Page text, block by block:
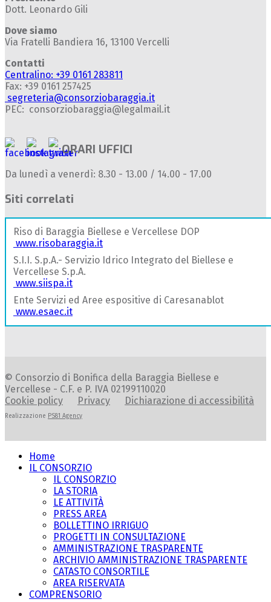
Dott. Leonardo Gili
Dove siamo
Via Fratelli Bandiera 16, 13100 Vercelli
Contatti
Centralino: +39 0161 283811
Fax: +39 0161 257425
segreteria@consorziobaraggia.it
PEC: consorziobaraggia@legalmail.it
ORARI UFFICI
Da lunedì a venerdì: 8.30 - 13.00 / 14.00 - 17.00
Siti correlati
Riso di Baraggia Biellese e Vercellese DOP
www.risobaraggia.it
S.I.I. S.p.A.- Servizio Idrico Integrato del Biellese e
Vercellese S.p.A.
www.siispa.it
Ente Servizi ed Aree espositive di Caresanablot
www.esaec.it
© Consorzio di Bonifica della Baraggia Biellese e
Vercellese - C.F. e P. IVA 02199110020
Cookie policy
Privacy Dichiarazione di accessibilità
Realizzazione PS81 Agency
Home
IL CONSORZIO
IL CONSORZIO
LA STORIA
LE ATTIVITÀ
PRESS AREA
BOLLETTINO IRRIGUO
PROGETTI IN CONSULTAZIONE
AMMINISTRAZIONE TRASPARENTE
ARCHIVIO AMMINISTRAZIONE TRASPARENTE
CATASTO CONSORTILE
AREA RISERVATA
COMPRENSORIO